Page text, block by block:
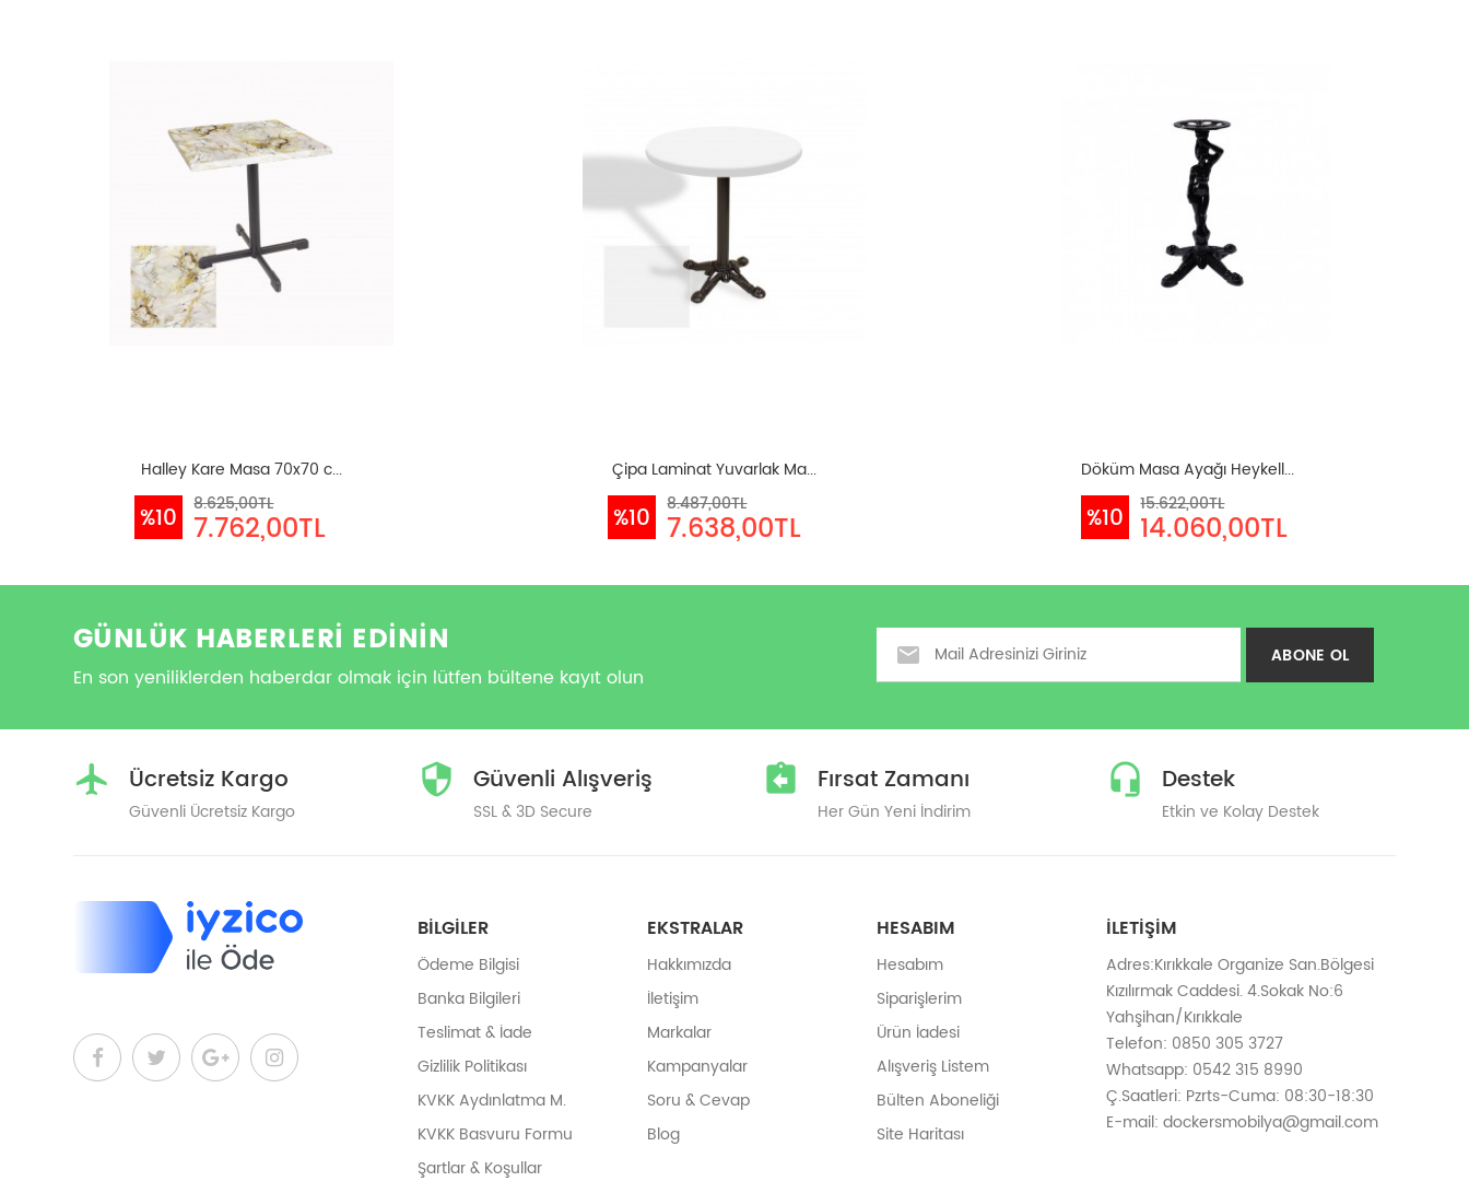
Halley Kare Masa 70x70 c...
%10 8.625,00TL
7.762,00TL
Çipa Laminat Yuvarlak Ma...
%10 8.487,00TL
7.638,00TL
Döküm Masa Ayağı Heykell...
%10 15.622,00TL
14.060,00TL
GÜNLÜK HABERLERİ EDİNİN
En son yeniliklerden haberdar olmak için lütfen bültene kayıt olun
ABONE OL
Ücretsiz Kargo
Güvenli Ücretsiz Kargo
Güvenli Alışveriş
SSL & 3D Secure
Fırsat Zamanı
Her Gün Yeni İndirim
Destek
Etkin ve Kolay Destek
BILGILER
Ödeme Bilgisi
Banka Bilgileri
Teslimat & İade
Gizlilik Politikası
KVKK Aydınlatma M.
KVKK Basvuru Formu
Şartlar & Koşullar
EKSTRALAR
Hakkımızda
İletişim
Markalar
Kampanyalar
Soru & Cevap
Blog
HESABIM
Hesabım
Siparişlerim
Ürün İadesi
Alışveriş Listem
Bülten Aboneliği
Site Haritası
İLETIŞIM
Adres:Kırıkkale Organize San.Bölgesi
Kızılırmak Caddesi. 4.Sokak No:6
Yahşihan/Kırıkkale
Telefon: 0850 305 3727
Whatsapp: 0542 315 8990
Ç.Saatleri: Pzrts-Cuma: 08:30-18:30
E-mail: dockersmobilya@gmail.com